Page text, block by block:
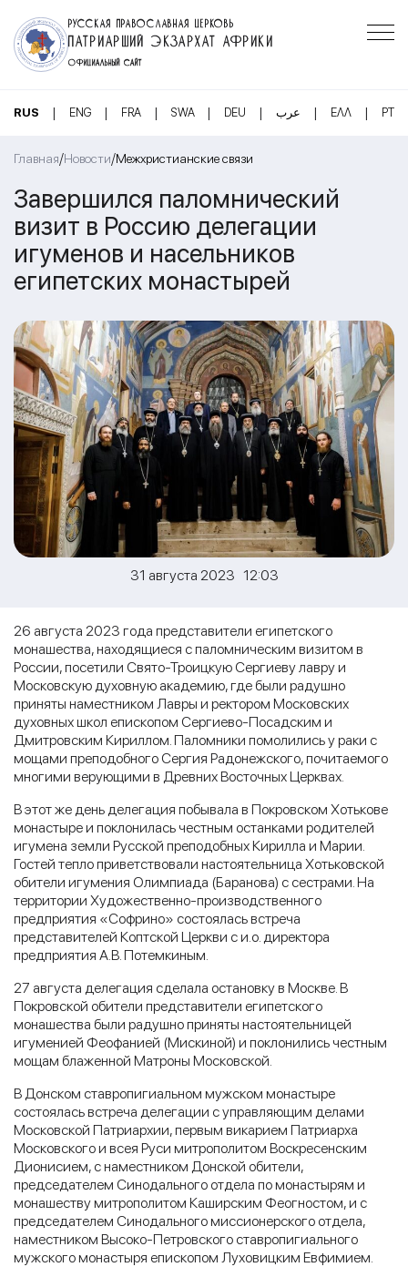
РУССКАЯ ПРАВОСЛАВНАЯ ЦЕРКОВЬ
ПАТРИАРШИЙ ЭКЗАРХАТ АФРИКИ
ОФИЦИАЛЬНЫЙ САЙТ
RUS | ENG | FRA | SWA | DEU | عرب | ΕΛΛ | PT
Главная/Новости/Межхристианские связи
Завершился паломнический
визит в Россию делегации
игуменов и насельников
египетских монастырей
31 августа 2023 12:03
26 августа 2023 года представители египетского
монашества, находящиеся с паломническим визитом в
России, посетили Свято-Троицкую Сергиеву лавру и
Московскую духовную академию, где были радушно
приняты наместником Лавры и ректором Московских
духовных школ епископом Сергиево-Посадским и
Дмитровским Кириллом. Паломники помолились у раки с
мощами преподобного Сергия Радонежского, почитаемого
многими верующими в Древних Восточных Церквах.
В этот же день делегация побывала в Покровском Хотькове
монастыре и поклонилась честным останками родителей
игумена земли Русской преподобных Кирилла и Марии.
Гостей тепло приветствовали настоятельница Хотьковской
обители игумения Олимпиада (Баранова) с сестрами. На
территории Художественно-производственного
предприятия «Софрино» состоялась встреча
представителей Коптской Церкви с и.о. директора
предприятия А.В. Потемкиным.
27 августа делегация сделала остановку в Москве. В
Покровской обители представители египетского
монашества были радушно приняты настоятельницей
игуменией Феофанией (Мискиной) и поклонились честным
мощам блаженной Матроны Московской.
В Донском ставропигиальном мужском монастыре
состоялась встреча делегации с управляющим делами
Московской Патриархии, первым викарием Патриарха
Московского и всея Руси митрополитом Воскресенским
Дионисием, с наместником Донской обители,
председателем Синодального отдела по монастырям и
монашеству митрополитом Каширским Феогностом, и с
председателем Синодального миссионерского отдела,
наместником Высоко-Петровского ставропигиального
мужского монастыря епископом Луховицким Евфимием.